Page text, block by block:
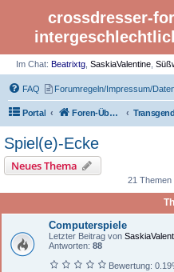
crossdresser-
Im Chat: Beatrixtg SaskiaValentine
FAQ Forumregeln/Impressum/
Portal Foren-Übersicht
Spiel(e)-Ecke
Neues Thema
21 Themen
Computerspiele
Letzter Beitrag von
Antworten: 88
Bewertung: